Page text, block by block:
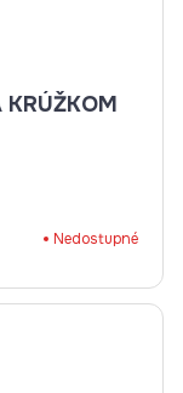
KRÚŽKOM
Nedostupné